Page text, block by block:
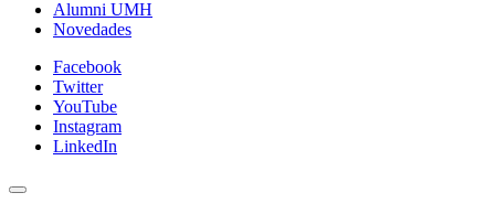
Alumni UMH
Novedades
Facebook
Twitter
YouTube
Instagram
LinkedIn